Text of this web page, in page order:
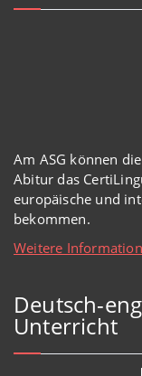
Am ASG können
Abitur das
europäische und
bekommen.
Weitere
Deutsch-
Unterricht